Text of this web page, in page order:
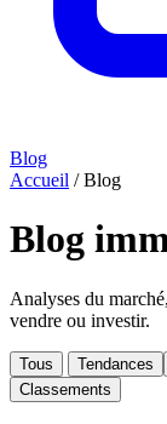
Blog
Accueil / Blog
Blog
Analyses du
vendre ou investir.
Tous Tendances
Classements